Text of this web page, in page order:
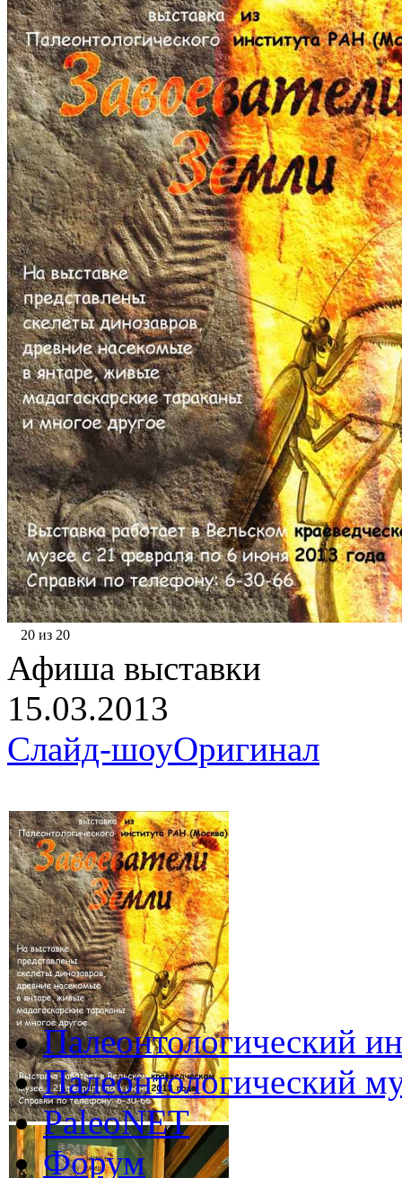
20 из 20
Афиша выставки
15.03.2013
Слайд-шоуОригинал
Палеонтологический
Палеонтологический
PaleoNET
Форум